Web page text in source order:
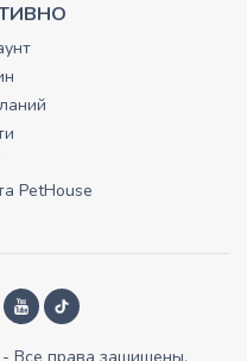
PetHouse